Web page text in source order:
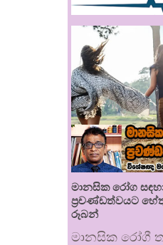
මානසික රෝග
ප්‍රචණ්ඩත්වයට
රූබන්
මානසික රෝගී